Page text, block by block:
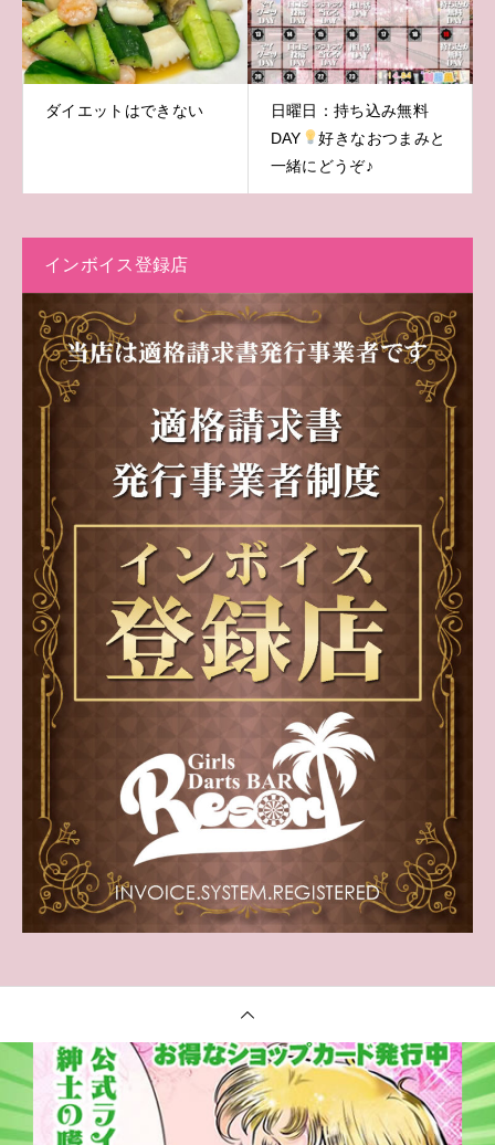
ダイエットはできない
日曜日：持ち込み無料
DAY
好きなおつまみと
一緒にどうぞ♪
インボイス登録店